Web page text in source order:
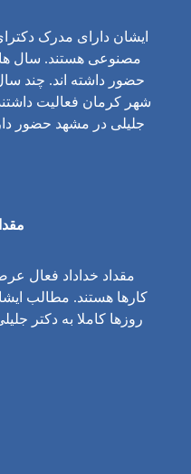
ایشان دارای مدرک
مصنوعی هستند. سال
حضور داشته اند. چند
شهر کرمان فعالیت
جلیلی در مشهد حضور
مقداد خداداد فعال
کارها هستند. مطالب
روزها کاملا به دکتر